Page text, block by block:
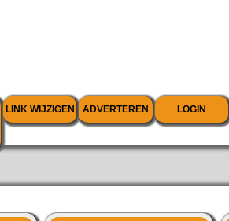
LINK WIJZIGEN ADVERTEREN LOGIN